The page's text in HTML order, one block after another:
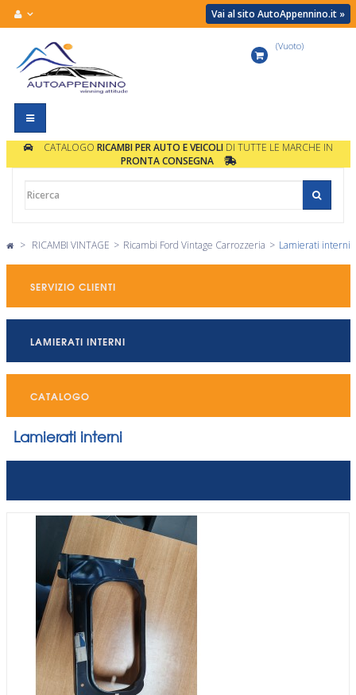
Vai al sito AutoAppennino.it »
Navigazione
Toggle
(Vuoto)
CATALOGO RICAMBI PER AUTO E VEICOLIDI TUTTE LE MARCHE IN
PRONTA CONSEGNA
> RICAMBI VINTAGE > Ricambi Ford Vintage Carrozzeria > Lamierati interni
SERVIZIO CLIENTI
LAMIERATI INTERNI
CATALOGO
Lamierati interni